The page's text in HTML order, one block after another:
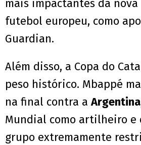
mais impactantes da nova
futebol europeu, como
Guardian.
Além disso, a Copa do
peso histórico. Mbappé
na final contra aArgentina
Mundial como artilheiro e
grupo extremamente